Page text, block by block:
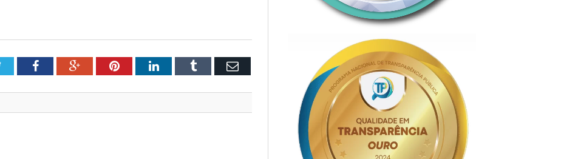
TwitterFacebookGoogle+PinterestLinkedInTumblr Email